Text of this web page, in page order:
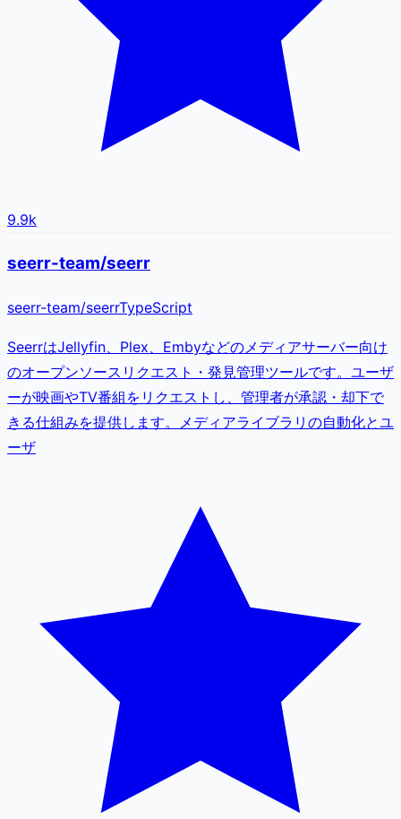
9.9k
seerr-team/seerr
seerr-team/seerrTypeScript
SeerrはJellyfin、Plex、Embyなどのメディアサーバー向け
のオープンソースリクエスト・発見管理ツールです。ユーザ
ーが映画やTV番組をリクエストし、管理者が承認・却下で
きる仕組みを提供します。メディアライブラリの自動化とユ
ーザ